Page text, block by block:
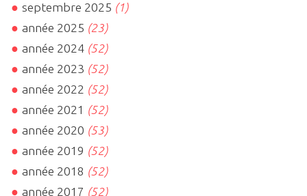
septembre 2025 (1)
année 2025 (23)
année 2024 (52)
année 2023 (52)
année 2022 (52)
année 2021 (52)
année 2020 (53)
année 2019 (52)
année 2018 (52)
année 2017 (52)